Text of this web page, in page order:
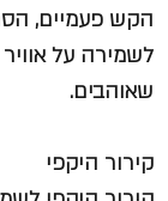
הקש פעמיים,
לשמירה על
שאוהבים.
קירור היקפי